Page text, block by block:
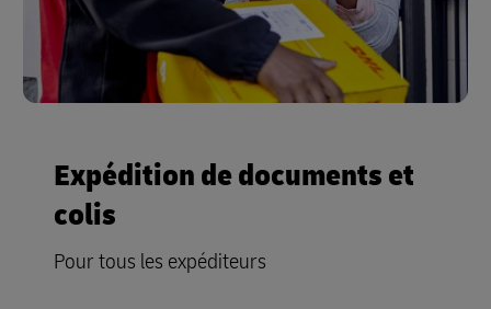
Expédition de documents et
colis
Pour tous les expéditeurs